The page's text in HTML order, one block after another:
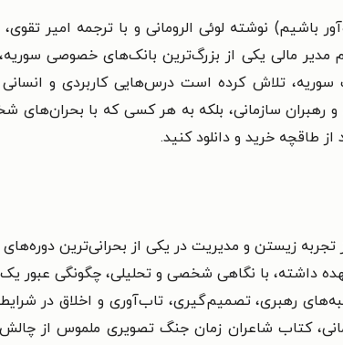
باشیم) نوشته لوئی الرومانی و با ترجمه امیر
مدیر مالی یکی از بزرگ‌ترین بانک‌های خصوصی
سوریه، تلاش کرده است درس‌هایی کاربردی و
رهبران سازمانی، بلکه به هر کسی که با بحران‌های
طاقچه خرید و دانلود کنید.
زیستن و مدیریت در یکی از بحرانی‌ترین
داشته، با نگاهی شخصی و تحلیلی، چگونگی عبور
رهبری، تصمیم‌گیری، تاب‌آوری و اخلاق در
کتاب شاعران زمان جنگ تصویری ملموس از